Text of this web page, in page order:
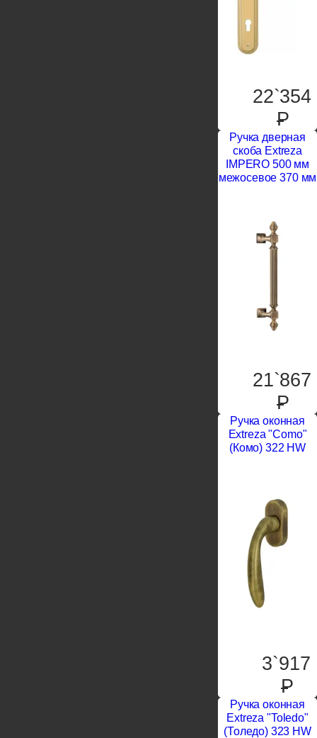
22`354
P
Ручка дверная
скоба Extreza
IMPERO 500 мм
межосевое 370 мм
21`867
P
Ручка оконная
Extreza "Como"
(Комо) 322 HW
3`917
P
Ручка оконная
Extreza "Toledo"
(Толедо) 323 HW